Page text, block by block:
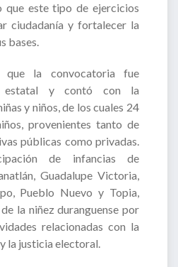
que este tipo de ejercicios
ciudadanía y fortalecer la
bases.
que la convocatoria fue
estatal y contó con la
y niños, de los cuales 24
provenientes tanto de
públicas como privadas.
de infancias de
Guadalupe Victoria,
Pueblo Nuevo y Topia,
la niñez duranguense por
relacionadas con la
la justicia electoral.